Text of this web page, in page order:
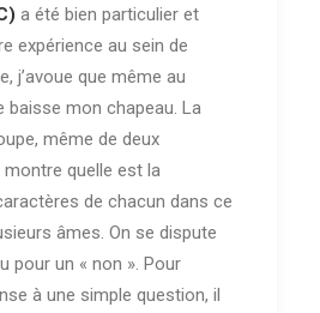
a été bien particulier et
expérience au sein de
j’avoue que même au
baisse mon chapeau. La
même de deux
quelle est la
de chacun dans ce
âmes. On se dispute
pour un « non ». Pour
à une simple question, il